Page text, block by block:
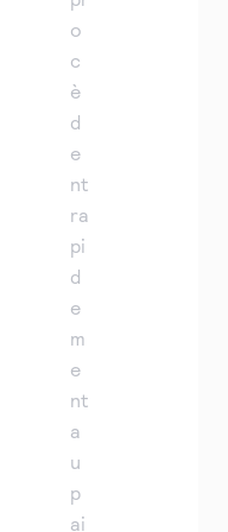
o
c
è
d
e
nt
ra
pi
d
e
m
e
nt
a
u
p
ai